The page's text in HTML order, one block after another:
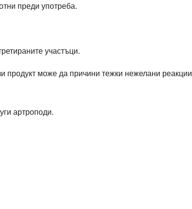
преди употреба.
участъци.
продукт може да причини тежки нежелани реакции
артроподи.